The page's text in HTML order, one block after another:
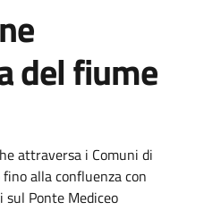
del fiume
attraversa i Comuni di
alla confluenza con
sul Ponte Mediceo